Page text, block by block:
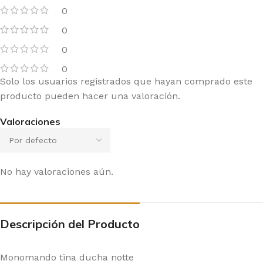
0
0
0
0
Valoraciones
No hay valoraciones aún.
Solo los usuarios registrados que hayan comprado este
producto pueden hacer una valoración.
Descripción del Producto
Monomando tina ducha notte